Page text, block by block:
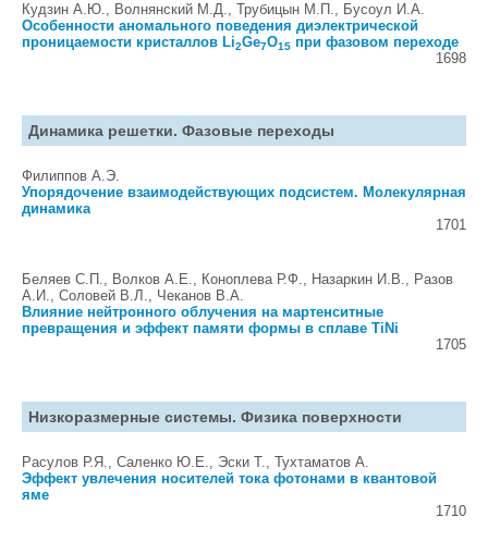
Кудзин А.Ю., Волнянский М.Д., Трубицын М.П., Бусоул И.А.
Особенности аномального поведения диэлектрической
проницаемости кристаллов Li2Ge7O15 при фазовом переходе
1698
Динамика решетки. Фазовые переходы
Филиппов А.Э.
Упорядочение взаимодействующих подсистем. Молекулярная
динамика
1701
Беляев С.П., Волков А.Е., Коноплева Р.Ф., Назаркин И.В., Разов
А.И., Соловей В.Л., Чеканов В.А.
Влияние нейтронного облучения на мартенситные
превращения и эффект памяти формы в сплаве TiNi
1705
Низкоразмерные системы. Физика поверхности
Расулов Р.Я., Саленко Ю.Е., Эски Т., Тухтаматов А.
Эффект увлечения носителей тока фотонами в квантовой
яме
1710